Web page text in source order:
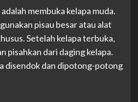
membuka kelapa muda.
pisau besar atau alat
Setelah kelapa terbuka,
pisahkan dari daging kelapa.
disendok dan dipotong-potong